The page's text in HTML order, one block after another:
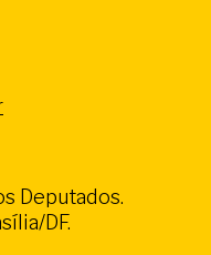
Deputados.
DF.